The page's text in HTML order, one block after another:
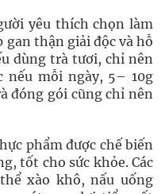
yêu thích chọn làm
thận giải độc và hỗ
dùng trà tươi, chỉ nên
nếu mỗi ngày, 5– 10g
đóng gói cũng chỉ nên
phẩm được chế biến
tốt cho sức khỏe. Các
xào khô, nấu uống